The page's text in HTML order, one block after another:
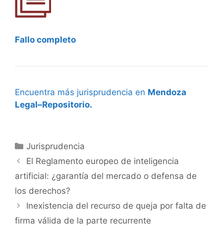
Fallo completo
Encuentra más jurisprudencia en Mendoza
Legal–Repositorio.
Categorías
Jurisprudencia
El Reglamento europeo de inteligencia
artificial: ¿garantía del mercado o defensa de
los derechos?
Inexistencia del recurso de queja por falta de
firma válida de la parte recurrente